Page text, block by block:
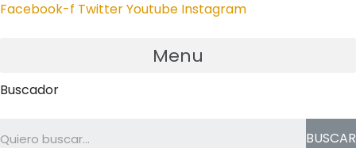
Facebook-f TwitterYoutube Instagram
Menu
Buscador
BUSCAR